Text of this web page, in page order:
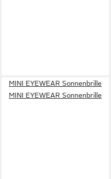
MINI EYEWEAR Sonnenbrille
MINI EYEWEAR Sonnenbrille